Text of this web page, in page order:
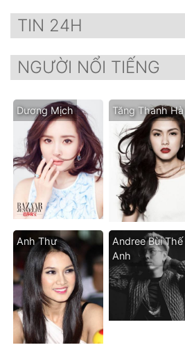
TIN 24H
NGƯỜI NỔI TIẾNG
Dương Mịch Tăng Thanh Hà
Anh Thư
Andree Bùi Thế
Anh